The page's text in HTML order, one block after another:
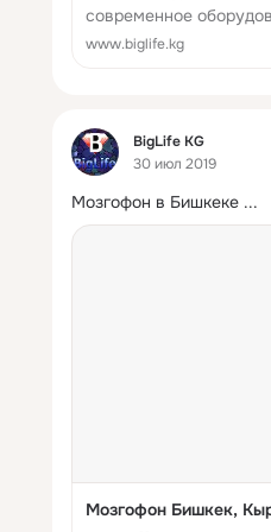
современное
больница, адрес, как
www.biglife.kg
Фид
BigLife KG
30 июл 2019
Мозгофон в Бишкеке ...
Мозгофон Бишкек,